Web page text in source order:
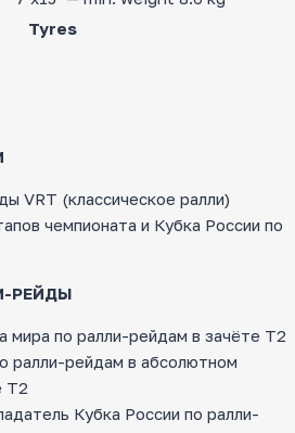
Tyres
VRT (классическое ралли)
чемпионата и Кубка России по
РЕЙДЫ
мира по ралли-рейдам в зачёте Т2
ралли-рейдам в абсолютном
Т2
Кубка России по ралли-